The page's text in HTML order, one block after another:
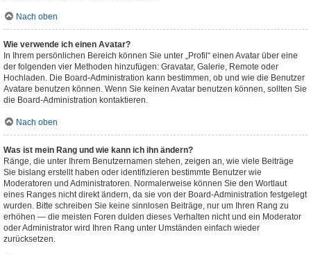
Nach oben
Wie verwende ich einen Avatar?
In Ihrem persönlichen Bereich können Sie unter „Profil“ einen Avatar über eine
der folgenden vier Methoden hinzufügen: Gravatar, Galerie, Remote oder
Hochladen. Die Board-Administration kann bestimmen, ob und wie die Benutzer
Avatare benutzen können. Wenn Sie keinen Avatar benutzen können, sollten Sie
die Board-Administration kontaktieren.
Nach oben
Was ist mein Rang und wie kann ich ihn ändern?
Ränge, die unter Ihrem Benutzernamen stehen, zeigen an, wie viele Beiträge
Sie bislang erstellt haben oder identifizieren bestimmte Benutzer wie
Moderatoren und Administratoren. Normalerweise können Sie den Wortlaut
eines Ranges nicht direkt ändern, da sie von der Board-Administration festgelegt
wurden. Bitte schreiben Sie keine sinnlosen Beiträge, nur um Ihren Rang zu
erhöhen — die meisten Foren dulden dieses Verhalten nicht und ein Moderator
oder Administrator wird Ihren Rang unter Umständen einfach wieder
zurücksetzen.